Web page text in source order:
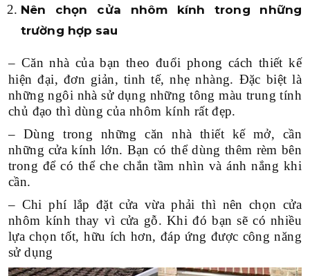
Nên chọn cửa nhôm kính trong những
trường hợp sau
– Căn nhà của bạn theo đuổi phong cách thiết kế
hiện đại, đơn giản, tinh tế, nhẹ nhàng. Đặc biệt là
những ngôi nhà sử dụng những tông màu trung tính
chủ đạo thì dùng của nhôm kính rất đẹp.
– Dùng trong những căn nhà thiết kế mở, cần
những cửa kính lớn. Bạn có thể dùng thêm rèm bên
trong để có thể che chắn tầm nhìn và ánh nắng khi
cần.
– Chi phí lắp đặt cửa vừa phải thì nên chọn cửa
nhôm kính thay vì cửa gỗ. Khi đó bạn sẽ có nhiều
lựa chọn tốt, hữu ích hơn, đáp ứng được công năng
sử dụng